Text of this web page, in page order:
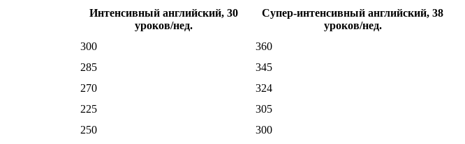
Интенсивный английский, 30
уроков/нед.
Супер-интенсивный английский, 38
уроков/нед.
300
360
285
345
270
324
225
305
250
300